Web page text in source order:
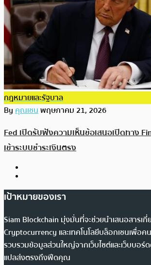
กฎหมายและรัฐบาล
Byคุณเชนพฤษภาคม 21, 2026
Fed เปิดรับฟังความเห็นข้อเสนอเปิดทาง
เข้าระบบชำระเงินตรง
เป้าหมายของเรา
Siam Blockchain มุ่งมั่นที่จะช่วยนำเสนอสารเกี่
Cryptocurrency และเทคโนโลยีบล็อกเชนเพื่อค
รวบรวมข้อมูลส่วนใหญ่จากเว็บไซต์และเว็บบอร์
แปลส่งตรงถึงฟีดคุณ